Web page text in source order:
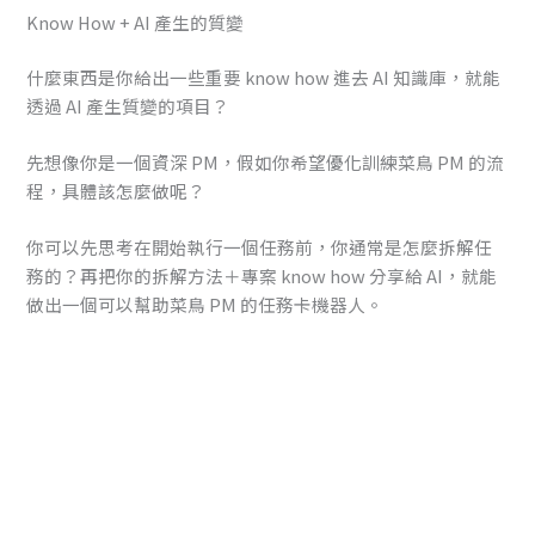
Know How + AI 產生的質變
什麼東西是你給出一些重要 know how 進去 AI 知識庫，就能
透過 AI 產生質變的項目？
先想像你是一個資深 PM，假如你希望優化訓練菜鳥 PM 的流
程，具體該怎麼做呢？
你可以先思考在開始執行一個任務前，你通常是怎麼拆解任
務的？再把你的拆解方法＋專案 know how 分享給 AI，就能
做出一個可以幫助菜鳥 PM 的任務卡機器人。